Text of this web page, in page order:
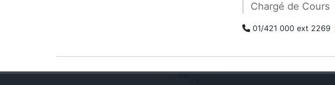
Chargé de Cours
01/421 000 ext 2269